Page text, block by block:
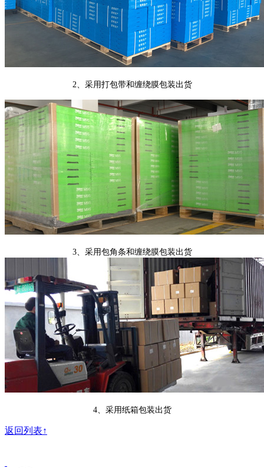
2、采用打包带和缠绕膜包装出货
3、采用包角条和缠绕膜包装出货
4、采用纸箱包装出货
返回列表↑